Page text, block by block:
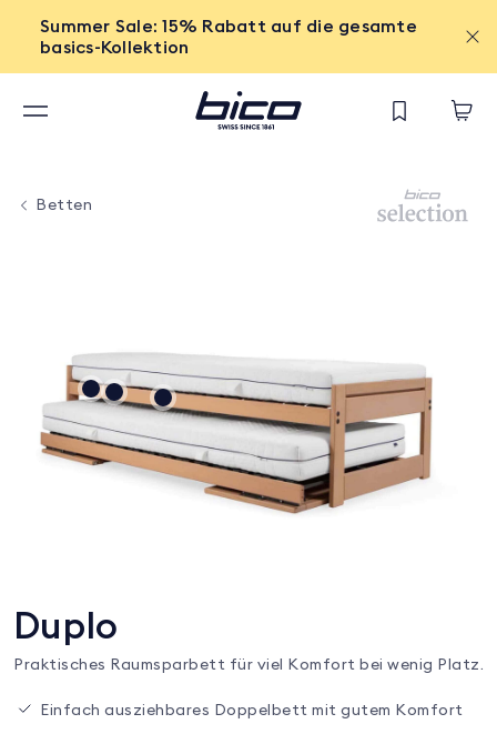
Summer Sale: 15% Rabatt auf die gesamte
basics-Kollektion
Betten
Duplo
Praktisches Raumsparbett für viel Komfort bei wenig Platz.
Einfach ausziehbares Doppelbett mit gutem Komfort